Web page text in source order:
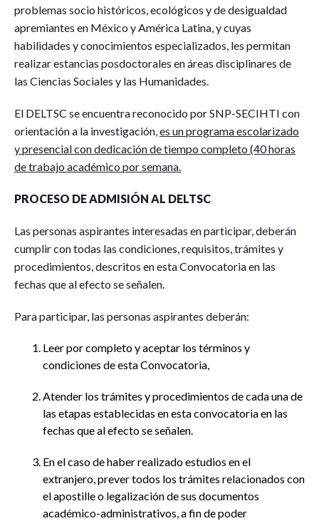
problemas socio históricos, ecológicos y de desigualdad
apremiantes en México y América Latina, y cuyas
habilidades y conocimientos especializados, les permitan
realizar estancias posdoctorales en áreas disciplinares de
las Ciencias Sociales y las Humanidades.
El DELTSC se encuentra reconocido por SNP-SECIHTI con
orientación a la investigación,es un programa escolarizado
y presencial con dedicación de tiempo completo (40 horas
de trabajo académico por semana.
PROCESO DE ADMISIÓN AL DELTSC
Las personas aspirantes interesadas en participar, deberán
cumplir con todas las condiciones, requisitos, trámites y
procedimientos, descritos en esta Convocatoria en las
fechas que al efecto se señalen.
Para participar, las personas aspirantes deberán:
Leer por completo y aceptar los términos y
condiciones de esta Convocatoria,
Atender los trámites y procedimientos de cada una de
las etapas establecidas en esta convocatoria en las
fechas que al efecto se señalen.
En el caso de haber realizado estudios en el
extranjero, prever todos los trámites relacionados con
el apostille o legalización de sus documentos
académico-administrativos, a fin de poder